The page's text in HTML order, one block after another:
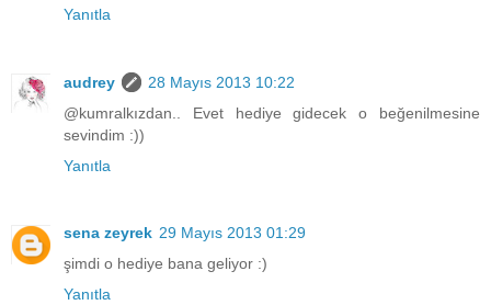
Yanıtla
audrey
28 Mayıs 2013 10:22
@kumralkızdan.. Evet hediye gidecek o beğenilmesine
sevindim :))
Yanıtla
sena zeyrek 29 Mayıs 2013 01:29
şimdi o hediye bana geliyor :)
Yanıtla